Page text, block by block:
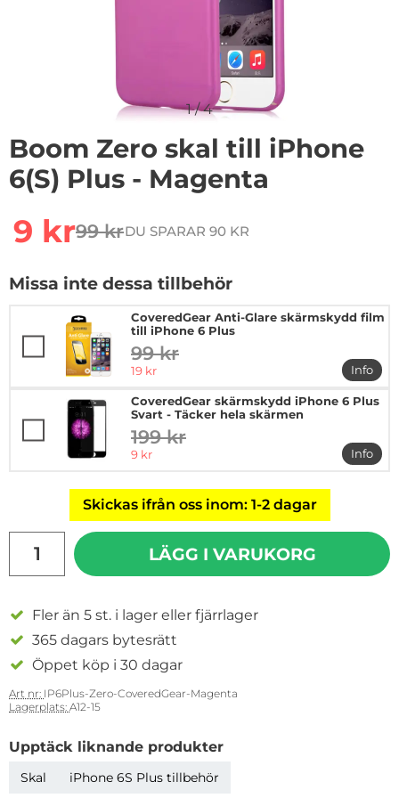
1/4
Boom Zero skal till iPhone
6(S) Plus - Magenta
rea pris
9 krtidigare pris
99 krDU SPARAR 90 KR
Missa inte dessa tillbehör
CoveredGear Anti-Glare skärmskydd film
till iPhone 6 Plus
tidigare pris
99 kr
rea pris
19 kr
Info
mer
CoveredGear skärmskydd iPhone 6 Plus
Svart - Täcker hela skärmen
tidigare pris
199 kr
rea pris
9 kr
Info
mer
Skickas ifrån oss inom: 1-2 dagar
LÄGG I VARUKORG
Fler än 5 st. i lager eller fjärrlager
365 dagars bytesrätt
Öppet köp i 30 dagar
Art nr: IP6Plus-Zero-CoveredGear-Magenta
Lagerplats: A12-15
Upptäck liknande produkter
Skal iPhone 6S Plus tillbehör